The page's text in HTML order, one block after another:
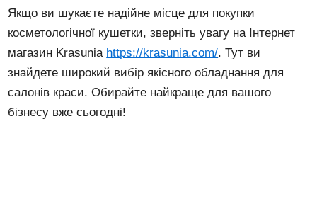
Якщо ви шукаєте надійне місце для покупки
косметологічної кушетки, зверніть увагу на Інтернет
магазин Krasunia https://krasunia.com/. Тут ви
знайдете широкий вибір якісного обладнання для
салонів краси. Обирайте найкраще для вашого
бізнесу вже сьогодні!